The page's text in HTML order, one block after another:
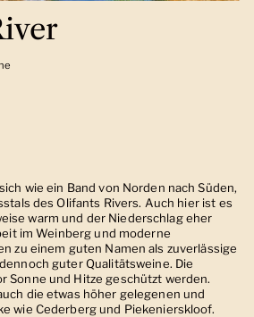
wie ein Band von Norden nach Süden,
des Olifants Rivers. Auch hier ist es
warm und der Niederschlag eher
im Weinberg und moderne
zu einem guten Namen als zuverlässige
guter Qualitätsweine. Die
Sonne und Hitze geschützt werden.
die etwas höher gelegenen und
wie Cederberg und Piekenierskloof.